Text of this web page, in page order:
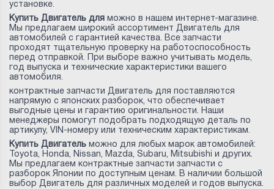
установке.
Купить Двигатель для
можно в нашем интернет-магазине.
Мы предлагаем широкий ассортимент Двигатель для
автомобилей с гарантией качества. Все запчасти
проходят тщательную проверку на работоспособность
перед отправкой. При выборе важно учитывать модель,
год выпуска и технические характеристики вашего
автомобиля.
контрактные запчасти Двигатель для
поставляются
напрямую с японских разборок, что обеспечивает
выгодные цены и гарантию оригинальности. Наши
менеджеры помогут подобрать подходящую деталь по
артикулу, VIN-номеру или техническим характеристикам.
Купить Двигатель можно для любых марок автомобилей:
Toyota, Honda, Nissan, Mazda, Subaru, Mitsubishi и других.
Мы предлагаем контрактные запчасти запчасти с
разборок Японии по доступным ценам. В наличии большой
выбор Двигатель для различных моделей и годов выпуска.